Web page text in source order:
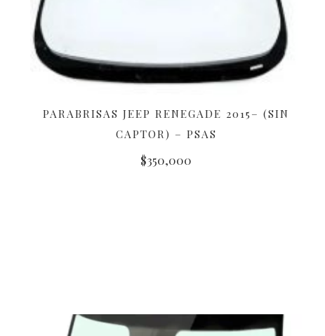
AÑADIR AL CARRITO
PARABRISAS JEEP RENEGADE 2015– (SIN
CAPTOR) – PSAS
$350,000